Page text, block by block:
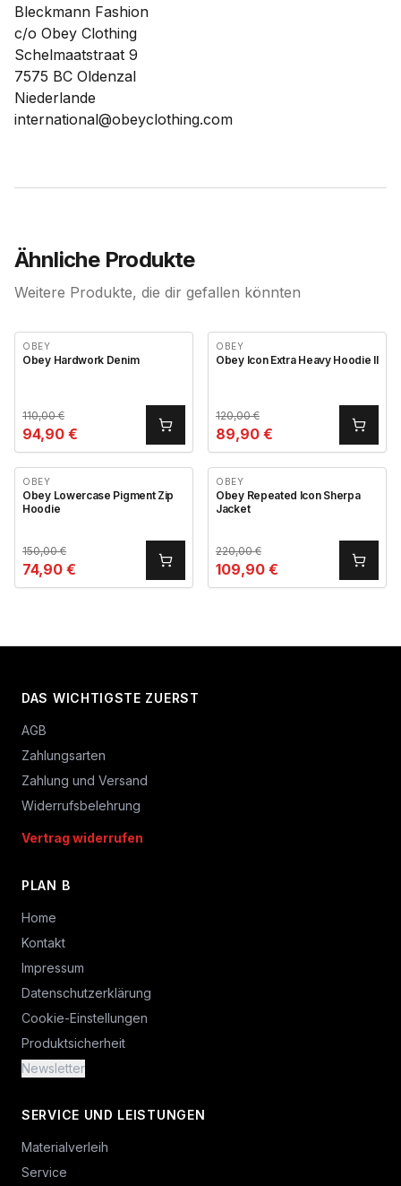
Bleckmann Fashion
c/o Obey Clothing
Schelmaatstraat 9
7575 BC Oldenzal
Niederlande
international@obeyclothing.com
Ähnliche Produkte
Weitere Produkte, die dir gefallen könnten
OBEY
Obey Hardwork Denim
110,00€
94,90 €
OBEY
Obey Icon Extra Heavy Hoodie II
120,00€
89,90 €
OBEY
Obey Lowercase Pigment Zip
Hoodie
150,00€
74,90 €
OBEY
Obey Repeated Icon Sherpa
Jacket
220,00€
109,90 €
DAS WICHTIGSTE ZUERST
AGB
Zahlungsarten
Zahlung und Versand
Widerrufsbelehrung
Vertrag widerrufen
PLAN B
Home
Kontakt
Impressum
Datenschutzerklärung
Cookie-Einstellungen
Produktsicherheit
Newsletter
SERVICE UND LEISTUNGEN
Materialverleih
Service